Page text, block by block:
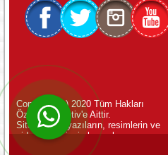
WhatsApp ile
Copyright (c) 2020 Tüm Hakları
Özkar Otomotiv'e Aittir.
Sitemizdeki yazıların, resimlerin ve
videoların izinsiz kopyalanması
yasaktır.